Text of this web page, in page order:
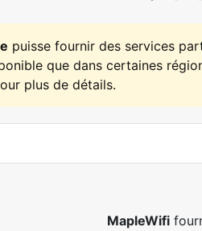
puisse fournir des services
que dans certaines
plus de détails.
MapleWifi